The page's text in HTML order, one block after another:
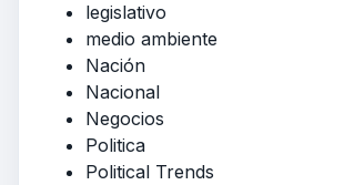
legislativo
medio ambiente
Nación
Nacional
Negocios
Politica
Political Trends